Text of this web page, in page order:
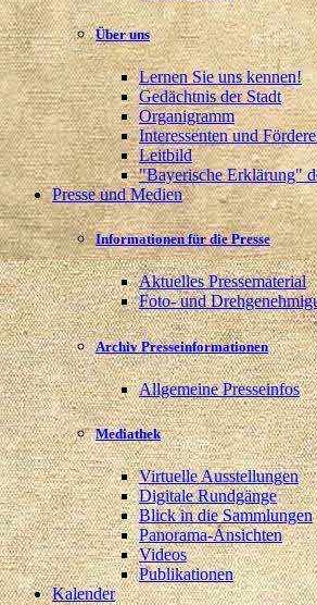
Über uns
Lernen Sie uns kennen!
Gedächtnis der Stadt
Organigramm
Interessenten und
Leitbild
"Bayerische Erklärung"
Presse und Medien
Informationen für die Presse
Aktuelles Pressematerial
Foto- und
Archiv Presseinformationen
Allgemeine Presseinfos
Mediathek
Virtuelle Ausstellungen
Digitale Rundgänge
Blick in die Sammlungen
Panorama-Ansichten
Videos
Publikationen
Kalender